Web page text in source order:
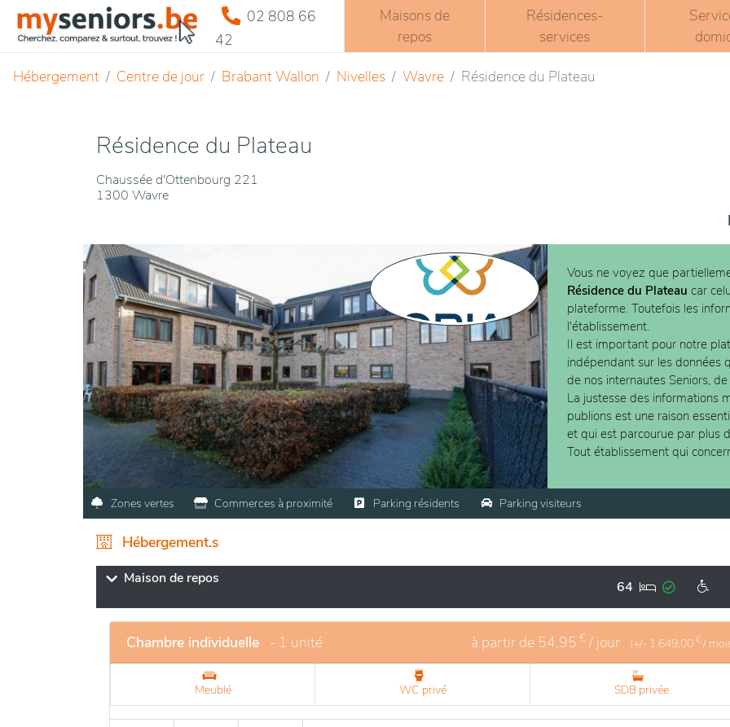
02 808 66
42
Maisons de
repos
Résidences-
services
Hébergement Centre de jour Brabant Wallon Nivelles Wavre Résidence du Plateau
Résidence du Plateau
Chaussée d'Ottenbourg 221
1300 Wavre
Vous ne voyez que
Résidence du Plateau car
plateforme. Toutefois les
l'établissement.
Il est important pour notre
indépendant sur les données
de nos internautes Seniors,
La justesse des informations
publions est une raison
et qui est parcourue par plus
Tout établissement qui
Zones vertes Commerces à proximité Parking résidents Parking visiteurs
Hébergement.s
Maison de repos 64
Chambre individuelle - 1 unité à partir de 54,95 € / jour (+/- 1.649,00 € /
Meublé WC privé SDB privée